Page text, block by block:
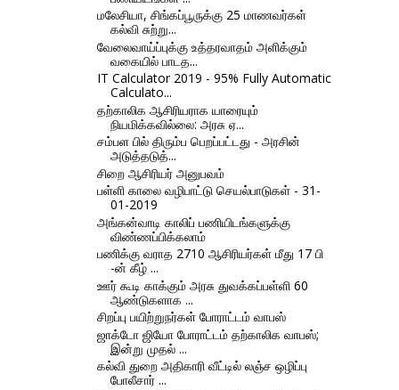
மலேசியா, சிங்கப்பூருக்கு 25 மாணவர்கள்
கல்வி சுற்று...
வேலைவாய்ப்புக்கு உத்தரவாதம் அளிக்கும்
வகையில் பாடத...
IT Calculator 2019 - 95% Fully Automatic
Calculato...
தற்காலிக ஆசிரியராக யாரையும்
நியமிக்கவில்லை: அரசு ஏ...
சம்பள பில் திரும்ப பெறப்பட்டது - அரசின்
அடுத்தடுத்...
சிறை ஆசிரியர் அனுபவம்
பள்ளி காலை வழிபாட்டு செயல்பாடுகள் - 31-
01-2019
அங்கன்வாடி காலிப் பணியிடங்களுக்கு
விண்ணப்பிக்கலாம்
பணிக்கு வராத 2710 ஆசிரியர்கள் மீது 17 பி
-ன் கீழ் ...
ஊர் கூடி காக்கும் அரசு துவக்கப்பள்ளி 60
ஆண்டுகளாக ...
சிறப்பு பயிற்றுநர்கள் போராட்டம் வாபஸ்
ஜாக்டோ ஜியோ போராட்டம் தற்காலிக வாபஸ்;
இன்று முதல் ...
கல்வி துறை அதிகாரி வீட்டில் லஞ்ச ஒழிப்பு
போலீசார் ...